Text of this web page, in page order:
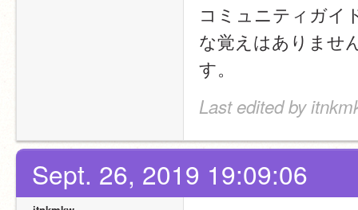
コミュニティガイ
な覚えはありませ
す。
Last edited by
Sept. 26, 2019 19:09:06